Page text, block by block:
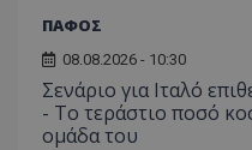
ΠΑΦΟΣ
08.08.2026 - 10:30
Σενάριο για Ιταλό
- Το τεράστιο ποσό
ομάδα του